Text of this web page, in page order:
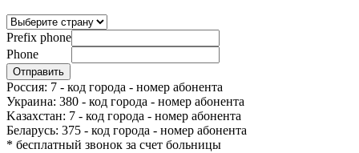
Prefix phone
Phone
Россия: 7 - код города - номер абонента
Украина: 380 - код города - номер абонента
Kазахстан: 7 - код города - номер абонента
Беларусь: 375 - код города - номер абонента
* бесплатный звонок за счет больницы